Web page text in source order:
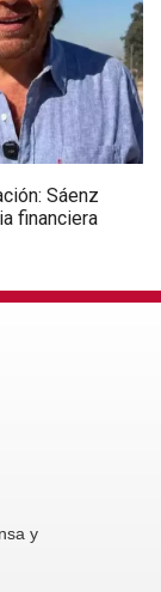
Sáenz
financiera
y